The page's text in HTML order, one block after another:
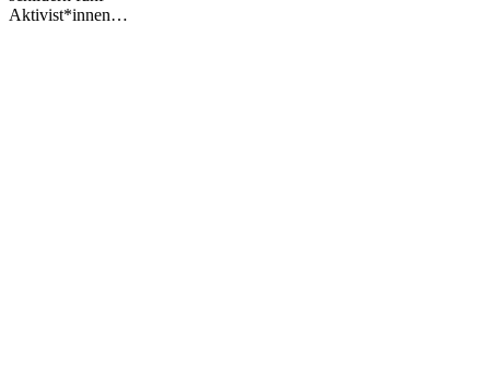
Aktivist*innen…